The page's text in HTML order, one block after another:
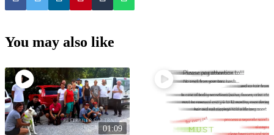
You may also like
01:09